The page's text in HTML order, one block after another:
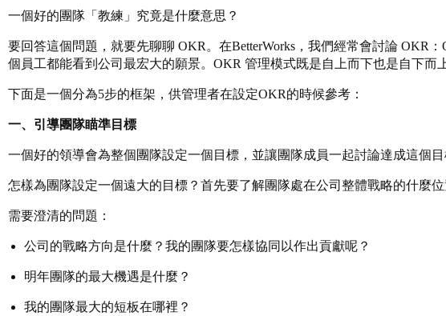
一個好的團隊「教練」究竟是什麼意思？
要回答這個問題，就要先聊聊 OKR。在BetterWorks，我們經常會討論
個員工都能看到公司最宏大的願景。OKR 管理模式既是自上而下也是自下
下面是一個分為5步的框架，供管理者在設定OKR的時候參考：
一、引導團隊瞄準目標
一個好的領導會為整個團隊設定一個目標，並讓團隊成員一起討論達成這個
怎樣為團隊設定一個遠大的目標？首先要了解團隊處在公司整體戰略的什麼
需要澄清的問題：
公司的戰略方向是什麼？我的團隊要怎樣協同以作出貢獻呢？
明年團隊的最大機遇是什麼？
我的團隊最大的短板在哪裡？